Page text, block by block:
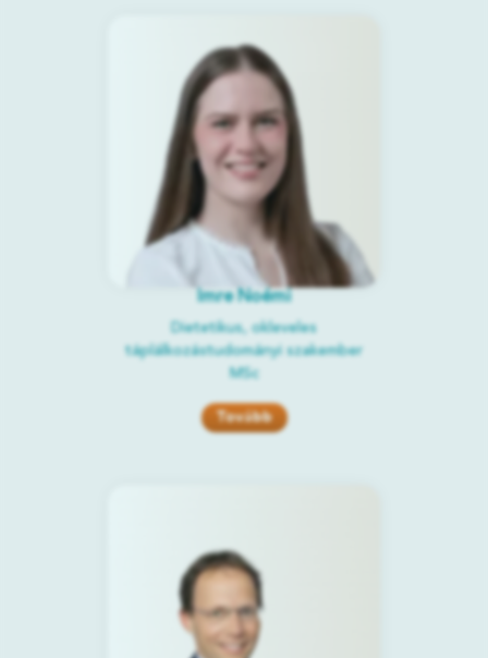
Imre Noémi
Dietetikus, okleveles
táplálkozástudományi szakember
MSc
Tovább